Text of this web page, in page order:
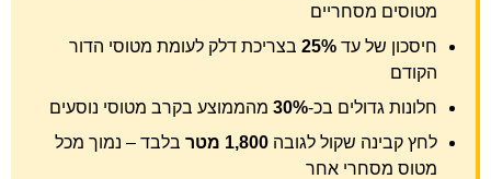
מטוסים מסחריים
חיסכון של עד 25% בצריכת דלק לעומת מטוסי הדור
הקודם
חלונות גדולים בכ-30% מהממוצע בקרב מטוסי נוסעים
לחץ קבינה שקול לגובה 1,800 מטר
בלבד – נמוך מכל
מטוס מסחרי אחר